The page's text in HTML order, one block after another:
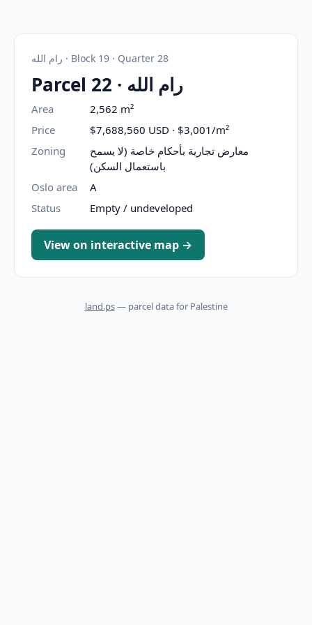
رام الله · Block 19 · Quarter 28
Parcel 22 · رام الله
Area
2,562 m²
Price
$7,688,560 USD · $3,001/m²
Zoning
معارض تجارية بأحكام خاصة (لا يسمح
باستعمال السكن)
Oslo area
A
Status
Empty / undeveloped
View on interactive map →
land.ps— parcel data for Palestine